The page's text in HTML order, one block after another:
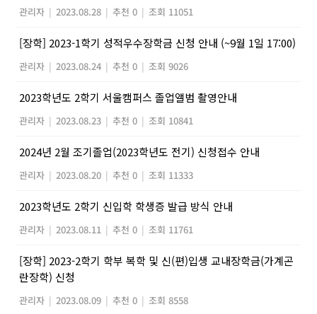
관리자 | 2023.08.28 | 추천 0 | 조회 11051
[장학] 2023-1학기 성적우수장학금 신청 안내 (~9월 1일 17:00)
관리자 | 2023.08.24 | 추천 0 | 조회 9026
2023학년도 2학기 서울캠퍼스 졸업앨범 촬영안내
관리자 | 2023.08.23 | 추천 0 | 조회 10841
2024년 2월 조기졸업(2023학년도 전기) 신청접수 안내
관리자 | 2023.08.20 | 추천 0 | 조회 11333
2023학년도 2학기 신입학 학생증 발급 방식 안내
관리자 | 2023.08.11 | 추천 0 | 조회 11761
[장학] 2023-2학기 학부 복학 및 신(편)입생 교내장학금(가계곤
란장학) 신청
관리자 | 2023.08.09 | 추천 0 | 조회 8558